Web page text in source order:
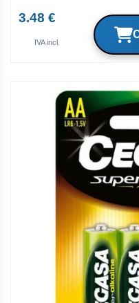
3.48 €
IVA incl.